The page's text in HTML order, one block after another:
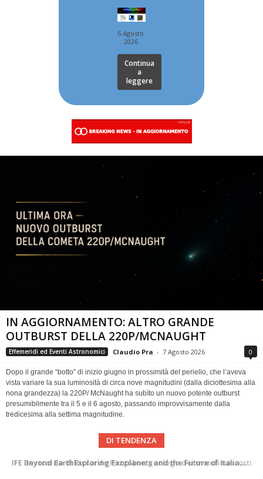
6 Agosto
2026
Continua
a
leggere
IN AGGIORNAMENTO: ALTRO GRANDE
OUTBURST DELLA 220P/MCNAUGHT
Effemeridi ed Eventi Astronomici Claudio Pra - 7 Agosto 2026 0
Dopo il grande “botto” di inizio giugno in prossimità del perielio, che l’aveva
vista variare la sua luminosità di circa nove magnitudini (dalla diciottesima alla
nona grandezza) la 220P/ McNaught ha subìto un nuovo potente outburst
presumibilmente tra il 5 e il 6 agosto, passando improvvisamente dalla
tredicesima alla settima magnitudine.
DI TENDENZA
In ricordo di Riccardo Pozzobon geologo dei mondi nascosti
Una volta qualcuno li usava